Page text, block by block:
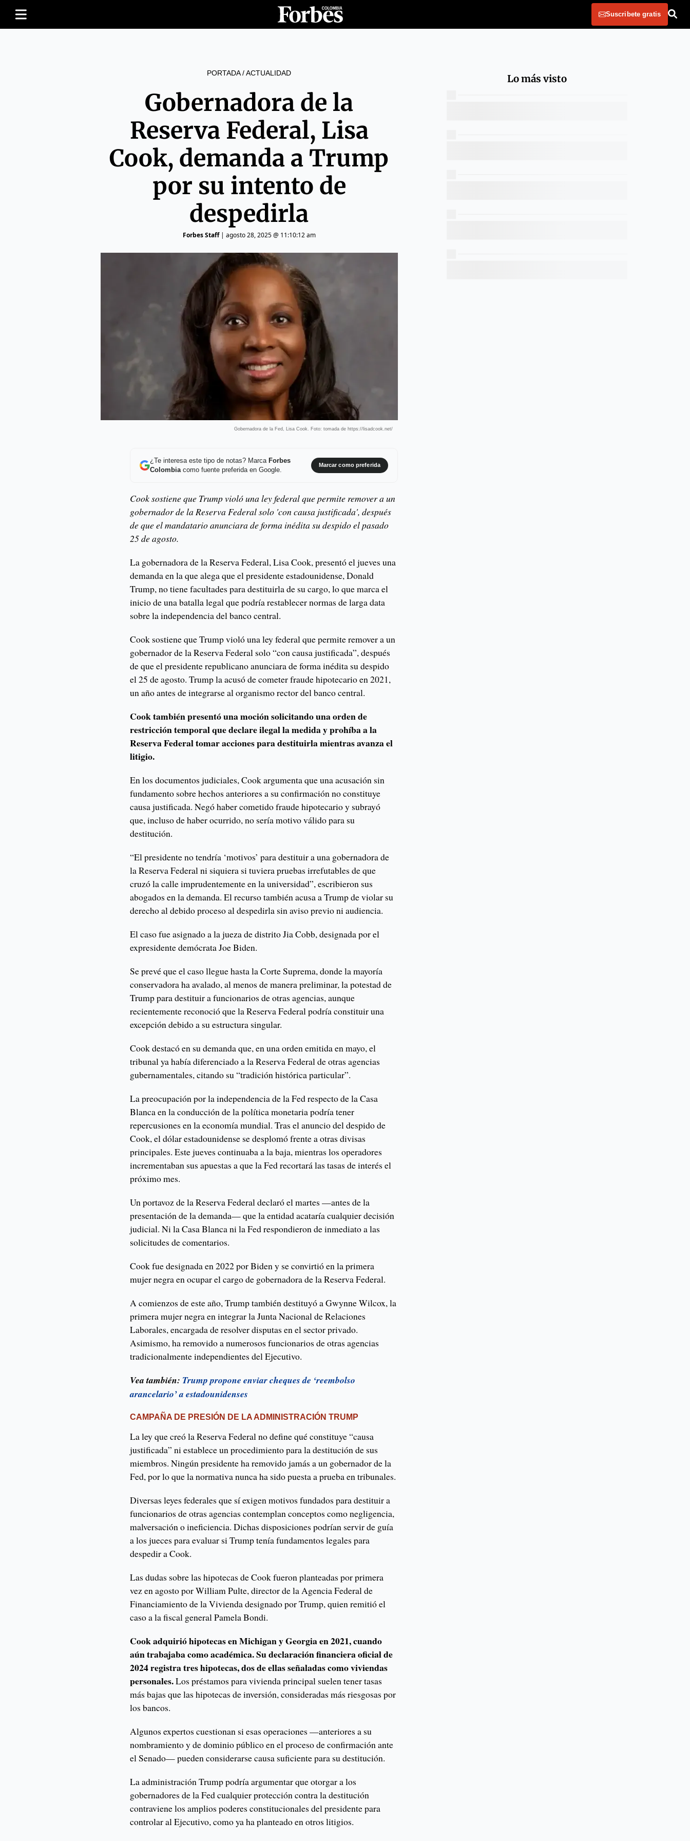
Suscribete gratis
PORTADA/ACTUALIDAD
Gobernadora de la
Reserva Federal, Lisa
Cook, demanda a Trump
por su intento de
despedirla
Forbes Staff| agosto 28, 2025 @ 11:10:12 am
Gobernadora de la Fed, Lisa Cook. Foto: tomada de https://lisadcook.net/
¿Te interesa este tipo de notas? Marca Forbes
Colombiacomo fuente preferida en Google.
Marcar como preferida
Cook sostiene que Trump violó una ley federal que permite remover a un
gobernador de la Reserva Federal solo 'con causa justificada', después
de que el mandatario anunciara de forma inédita su despido el pasado
25 de agosto.
La gobernadora de la Reserva Federal, Lisa Cook, presentó el jueves una
demanda en la que alega que el presidente estadounidense, Donald
Trump, no tiene facultades para destituirla de su cargo, lo que marca el
inicio de una batalla legal que podría restablecer normas de larga data
sobre la independencia del banco central.
Cook sostiene que Trump violó una ley federal que permite remover a un
gobernador de la Reserva Federal solo “con causa justificada”, después
de que el presidente republicano anunciara de forma inédita su despido
el 25 de agosto. Trump la acusó de cometer fraude hipotecario en 2021,
un año antes de integrarse al organismo rector del banco central.
Cook también presentó una moción solicitando una orden de
restricción temporal que declare ilegal la medida y prohíba a la
Reserva Federal tomar acciones para destituirla mientras avanza el
litigio.
En los documentos judiciales, Cook argumenta que una acusación sin
fundamento sobre hechos anteriores a su confirmación no constituye
causa justificada. Negó haber cometido fraude hipotecario y subrayó
que, incluso de haber ocurrido, no sería motivo válido para su
destitución.
“El presidente no tendría ‘motivos’ para destituir a una gobernadora de
la Reserva Federal ni siquiera si tuviera pruebas irrefutables de que
cruzó la calle imprudentemente en la universidad”, escribieron sus
abogados en la demanda. El recurso también acusa a Trump de violar su
derecho al debido proceso al despedirla sin aviso previo ni audiencia.
El caso fue asignado a la jueza de distrito Jia Cobb, designada por el
expresidente demócrata Joe Biden.
Se prevé que el caso llegue hasta la Corte Suprema, donde la mayoría
conservadora ha avalado, al menos de manera preliminar, la potestad de
Trump para destituir a funcionarios de otras agencias, aunque
recientemente reconoció que la Reserva Federal podría constituir una
excepción debido a su estructura singular.
Cook destacó en su demanda que, en una orden emitida en mayo, el
tribunal ya había diferenciado a la Reserva Federal de otras agencias
gubernamentales, citando su “tradición histórica particular”.
La preocupación por la independencia de la Fed respecto de la Casa
Blanca en la conducción de la política monetaria podría tener
repercusiones en la economía mundial. Tras el anuncio del despido de
Cook, el dólar estadounidense se desplomó frente a otras divisas
principales. Este jueves continuaba a la baja, mientras los operadores
incrementaban sus apuestas a que la Fed recortará las tasas de interés el
próximo mes.
Un portavoz de la Reserva Federal declaró el martes —antes de la
presentación de la demanda— que la entidad acataría cualquier decisión
judicial. Ni la Casa Blanca ni la Fed respondieron de inmediato a las
solicitudes de comentarios.
Cook fue designada en 2022 por Biden y se convirtió en la primera
mujer negra en ocupar el cargo de gobernadora de la Reserva Federal.
A comienzos de este año, Trump también destituyó a Gwynne Wilcox, la
primera mujer negra en integrar la Junta Nacional de Relaciones
Laborales, encargada de resolver disputas en el sector privado.
Asimismo, ha removido a numerosos funcionarios de otras agencias
tradicionalmente independientes del Ejecutivo.
Vea también: Trump propone enviar cheques de ‘reembolso
arancelario’ a estadounidenses
CAMPAÑA DE PRESIÓN DE LA ADMINISTRACIÓN TRUMP
La ley que creó la Reserva Federal no define qué constituye “causa
justificada” ni establece un procedimiento para la destitución de sus
miembros. Ningún presidente ha removido jamás a un gobernador de la
Fed, por lo que la normativa nunca ha sido puesta a prueba en tribunales.
Diversas leyes federales que sí exigen motivos fundados para destituir a
funcionarios de otras agencias contemplan conceptos como negligencia,
malversación o ineficiencia. Dichas disposiciones podrían servir de guía
a los jueces para evaluar si Trump tenía fundamentos legales para
despedir a Cook.
Las dudas sobre las hipotecas de Cook fueron planteadas por primera
vez en agosto por William Pulte, director de la Agencia Federal de
Financiamiento de la Vivienda designado por Trump, quien remitió el
caso a la fiscal general Pamela Bondi.
Cook adquirió hipotecas en Michigan y Georgia en 2021, cuando
aún trabajaba como académica. Su declaración financiera oficial de
2024 registra tres hipotecas, dos de ellas señaladas como viviendas
personales.Los préstamos para vivienda principal suelen tener tasas
más bajas que las hipotecas de inversión, consideradas más riesgosas por
los bancos.
Algunos expertos cuestionan si esas operaciones —anteriores a su
nombramiento y de dominio público en el proceso de confirmación ante
el Senado— pueden considerarse causa suficiente para su destitución.
La administración Trump podría argumentar que otorgar a los
gobernadores de la Fed cualquier protección contra la destitución
contraviene los amplios poderes constitucionales del presidente para
controlar al Ejecutivo, como ya ha planteado en otros litigios.
Lo más visto